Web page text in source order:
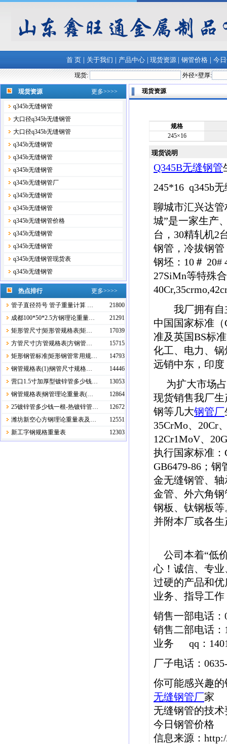
首 页 | 关于我们 | 产品中心 | 现货资源 | 钢管价格 | 今
现货: 外径×壁厚:
现货资源 更多>>>>
q345b无缝钢管
大口径q345b无缝钢管
大口径q345b无缝钢管
q345b无缝钢管
q345b无缝钢管
q345b无缝钢管
q345b无缝钢管厂
q345b无缝钢管
q345b无缝钢管
q345b无缝钢管价格
q345b无缝钢管
q345b无缝钢管
q345b无缝钢管现货表
q345b无缝钢管
热点排行
更多>>>>
管子直径符号 管子重量计算 …
21800
成都100*50*2.5方钢理论重量…
21291
矩形管尺寸|矩形管规格表|矩…
17039
方管尺寸|方管规格表|方钢管…
15715
矩形钢管标准|矩形钢管常用规…
14793
钢管规格表(1)|钢管尺寸规格…
14446
营口1.5寸加厚型镀锌管多少钱…
13053
钢管规格表|钢管理论重量表(…
12864
25镀锌管多少钱一根-热镀锌管…
12672
潍坊新空心方钢理论重量表及…
12551
新工字钢规格重量表
12303
现货资源
规格
245×16
现货说明
Q345B无缝钢管
245*16 q345b
聊城市汇兴达
城”是一家生产
台，30精轧机2
钢管，冷拔钢管
钢坯：10＃ 20#
27SiMn等特殊
我厂拥有自主
中国国家标准
准及英国BS标
化工、电力、
远销中东，印
为扩大市场占
现货销售我厂
钢等几大钢管厂
35CrMo、20Cr
12Cr1MoV、
执行国家标准：
GB6479-86；
金无缝钢管、
金管、外六角
钢板、钛钢板
并附本厂或各
公司本着“低
心！诚信、专
过硬的产品和
业务、指导工作
销售一部电话：
销售二部电话
业务 qq：
厂子电话：
你可能感兴趣
无缝钢管厂家
无缝钢管的技术
今日钢管价格
信息来源：